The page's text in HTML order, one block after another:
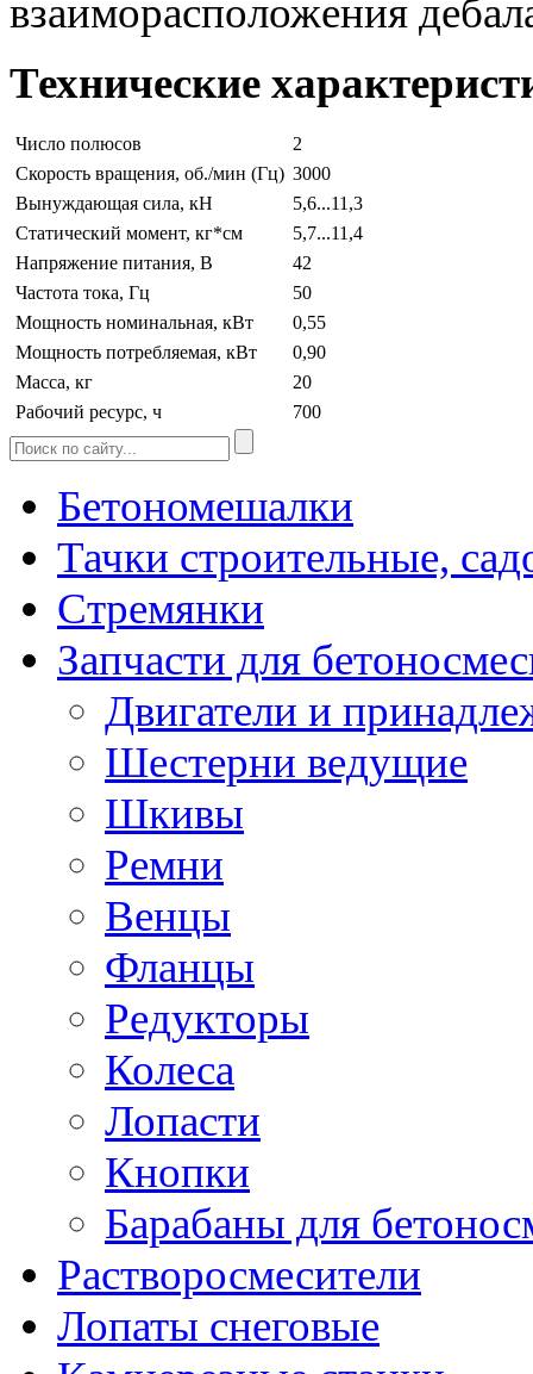
взаиморасположения
Технические
Число полюсов
2
Скорость вращения, об./мин (Гц) 3000
Вынуждающая сила, кН
5,6...11,3
Статический момент, кг*см
5,7...11,4
Напряжение питания, В
42
Частота тока, Гц
50
Мощность номинальная, кВт
0,55
Мощность потребляемая, кВт
0,90
Масса, кг
20
Рабочий ресурс, ч
700
Бетономешалки
Тачки строительные,
Стремянки
Запчасти для
Двигатели и
Шестерни ведущие
Шкивы
Ремни
Венцы
Фланцы
Редукторы
Колеса
Лопасти
Кнопки
Барабаны для
Растворосмесители
Лопаты снеговые